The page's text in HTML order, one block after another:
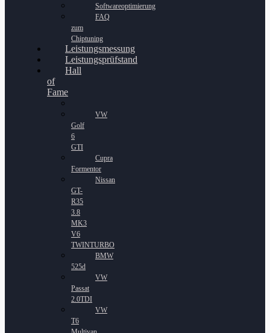
Softwareoptimierung
FAQ
zum
Chiptuning
Leistungsmessung
Leistungsprüfstand
Hall
of
Fame
VW
Golf
6
GTI
Cupra
Formentor
Nissan
GT-
R35
3.8
MK3
V6
TWINTURBO
BMW
525d
VW
Passat
2.0TDI
VW
T6